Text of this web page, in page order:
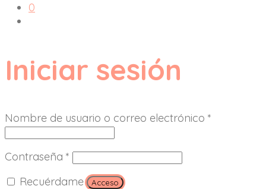
0
Iniciar sesión
Nombre de usuario o correo electrónico *
Contraseña *
Recuérdame
Acceso